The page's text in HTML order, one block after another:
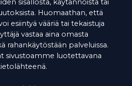
sisällöstä, käytännöistä tai
Huomaathan, että
esiintyä vääriä tai tekaistuja
vastaa aina omasta
rahankäytöstään palveluissa.
sivustoamme luotettavana